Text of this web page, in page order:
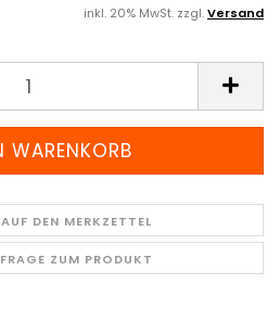
inkl. 20% MwSt. zzgl.Versand
AUF DEN MERKZETTEL
FRAGE ZUM PRODUKT